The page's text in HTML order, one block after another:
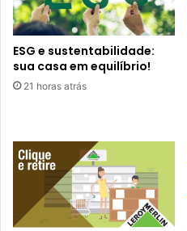
ESG e sustentabilidade:
sua casa em equilíbrio!
21 horas atrás